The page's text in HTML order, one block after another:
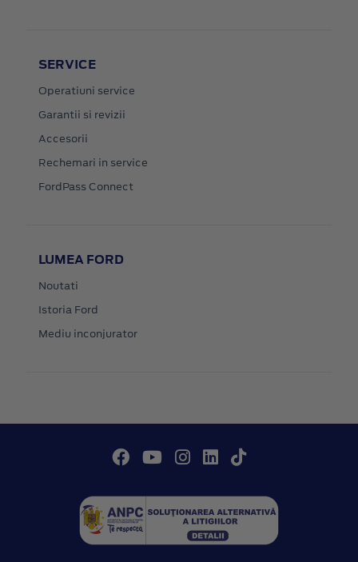
SERVICE
Operatiuni service
Garantii si revizii
Accesorii
Rechemari in service
FordPass Connect
LUMEA FORD
Noutati
Istoria Ford
Mediu inconjurator